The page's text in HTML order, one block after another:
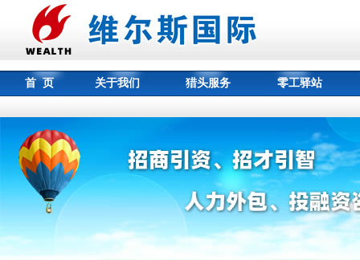
首 页 关于我们 猎头服务 零工驿站